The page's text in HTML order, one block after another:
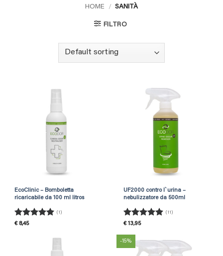
HOME / SANITÀ
FILTRO
EcoClinic – Bomboletta
ricaricabile da 100 ml litros
Rated
(1)
€8,45
UF2000 contro l`urina –
nebulizzatore da 500ml
Rated
(11)
€13,95
-15%